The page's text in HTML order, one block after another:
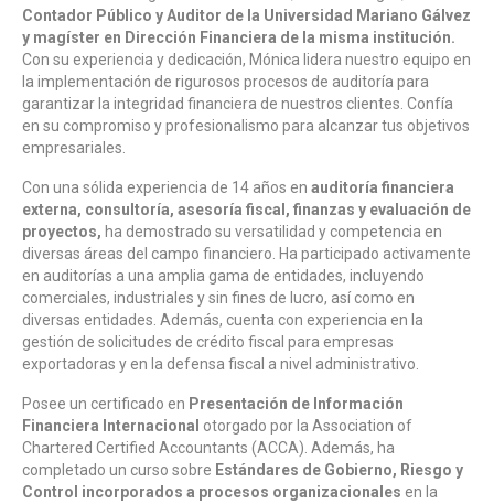
Contador Público y Auditor de la Universidad Mariano Gálvez
y magíster en Dirección Financiera de la misma institución.
Con su experiencia y dedicación, Mónica lidera nuestro equipo en
la implementación de rigurosos procesos de auditoría para
garantizar la integridad financiera de nuestros clientes. Confía
en su compromiso y profesionalismo para alcanzar tus objetivos
empresariales.
Con una sólida experiencia de 14 años en auditoría financiera
externa, consultoría, asesoría fiscal, finanzas y evaluación de
proyectos, ha demostrado su versatilidad y competencia en
diversas áreas del campo financiero. Ha participado activamente
en auditorías a una amplia gama de entidades, incluyendo
comerciales, industriales y sin fines de lucro, así como en
diversas entidades. Además, cuenta con experiencia en la
gestión de solicitudes de crédito fiscal para empresas
exportadoras y en la defensa fiscal a nivel administrativo.
Posee un certificado en Presentación de Información
Financiera Internacional otorgado por la Association of
Chartered Certified Accountants (ACCA). Además, ha
completado un curso sobre Estándares de Gobierno, Riesgo y
Control incorporados a procesos organizacionales en la